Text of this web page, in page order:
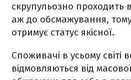
скрупульозно проходить
аж до обсмажування,
отримує статус якісної.
Споживачі в усьому світі
відмовляються від